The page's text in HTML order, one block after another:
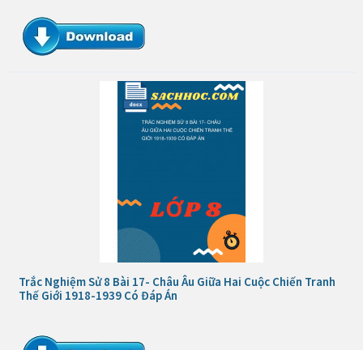
Trắc Nghiệm Sử 8 Bài 17- Châu Âu Giữa Hai Cuộc Chiến Tranh
Thế Giới 1918-1939 Có Đáp Án